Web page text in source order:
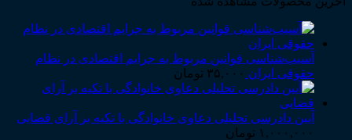
آسیب‌شناسی قوانین مربوط به جرایم اقتصادی در نظام
حقوقی ایران ۳۵,۰۰۰ تومان
آیین دادرسی تحلیلی دعاوی خانوادگی با تکیه بر آرای قضایی
۱,۰۰۰,۰۰۰ تومان